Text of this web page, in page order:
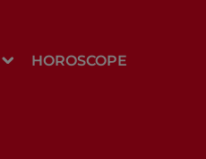
HOROSCOPE